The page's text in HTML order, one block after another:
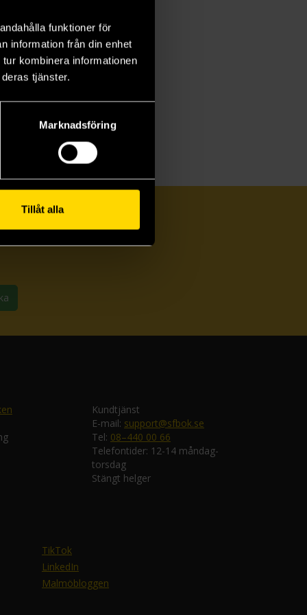
funktioner för
information från din enhet
kombinera informationen
tjänster.
Marknadsföring
Tillåt alla
Kundtjänst
E-mail: support@sfbok.se
Tel: 08–440 00 66
Telefontider: 12-14 måndag-
torsdag
Stängt helger
TikTok
LinkedIn
Malmöbloggen